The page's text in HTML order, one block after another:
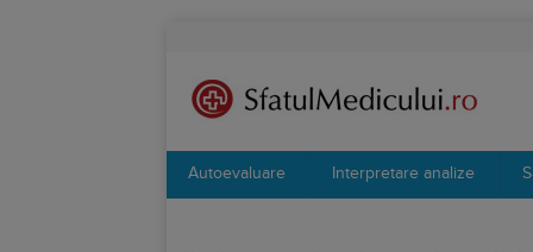
Autoevaluare Interpretare analize